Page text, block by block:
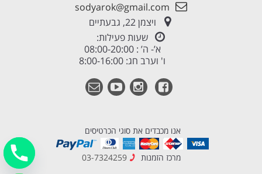
sodyarok@gmail.com
ויצמן 22, גבעתיים
שעות פעילות:
א’- ה’ : 08:00-20:00
ו' וערב חג: 8:00-16:00
אנו מכבדים את סוגי הכרטיסים
מרכז הזמנות 03-7324259